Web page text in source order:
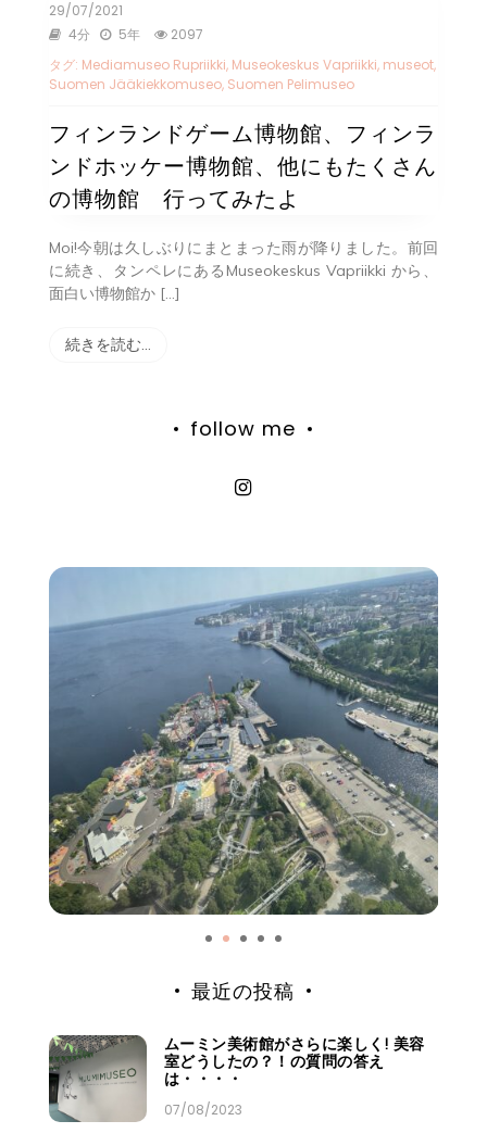
29/07/2021
4分
5年
2097
タグ: Mediamuseo Rupriikki, Museokeskus Vapriikki, museot,
Suomen Jääkiekkomuseo, Suomen Pelimuseo
フィンランドゲーム博物館、フィンラ
ンドホッケー博物館、他にもたくさん
の博物館 行ってみたよ
Moi!今朝は久しぶりにまとまった雨が降りました。前回
に続き、タンペレにあるMuseokeskus Vapriikki から、
面白い博物館か […]
続きを読む…
follow me
最近の投稿
ムーミン美術館がさらに楽しく! 美容
室どうしたの？！の質問の答え
は・・・・
07/08/2023